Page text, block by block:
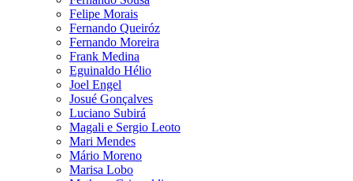
Felipe Morais
Fernando Queiróz
Fernando Moreira
Frank Medina
Eguinaldo Hélio
Joel Engel
Josué Gonçalves
Luciano Subirá
Magali e Sergio Leoto
Mari Mendes
Mário Moreno
Marisa Lobo